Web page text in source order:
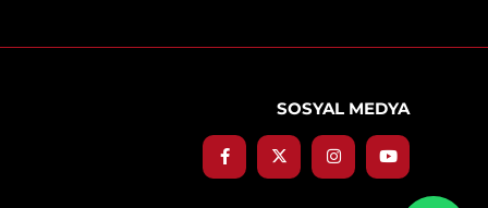
SOSYAL MEDYA